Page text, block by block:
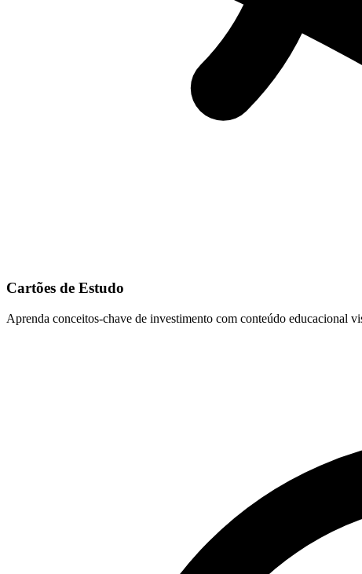
Cartões de Estudo
Aprenda conceitos-chave de investimento com conteúdo educacional